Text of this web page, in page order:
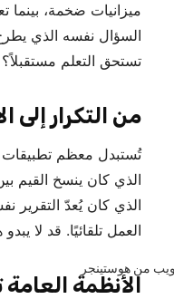
ميزانيات ضخمة، بينما
السؤال نفسه الذي
تستحق التعلم مستقبلاً؟
من التكرار
تُستبدل معظم تطبيقات
الذي كان ينسخ القيم
الذي كان يُعدّ التقرير
العمل تلقائيًا. قد لا
الأنظمة